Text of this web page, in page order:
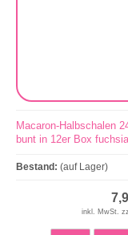
Macaron-Halbschalen
bunt in 12er Box fuchsia
Bestand: (auf Lager)
inkl. MwSt.